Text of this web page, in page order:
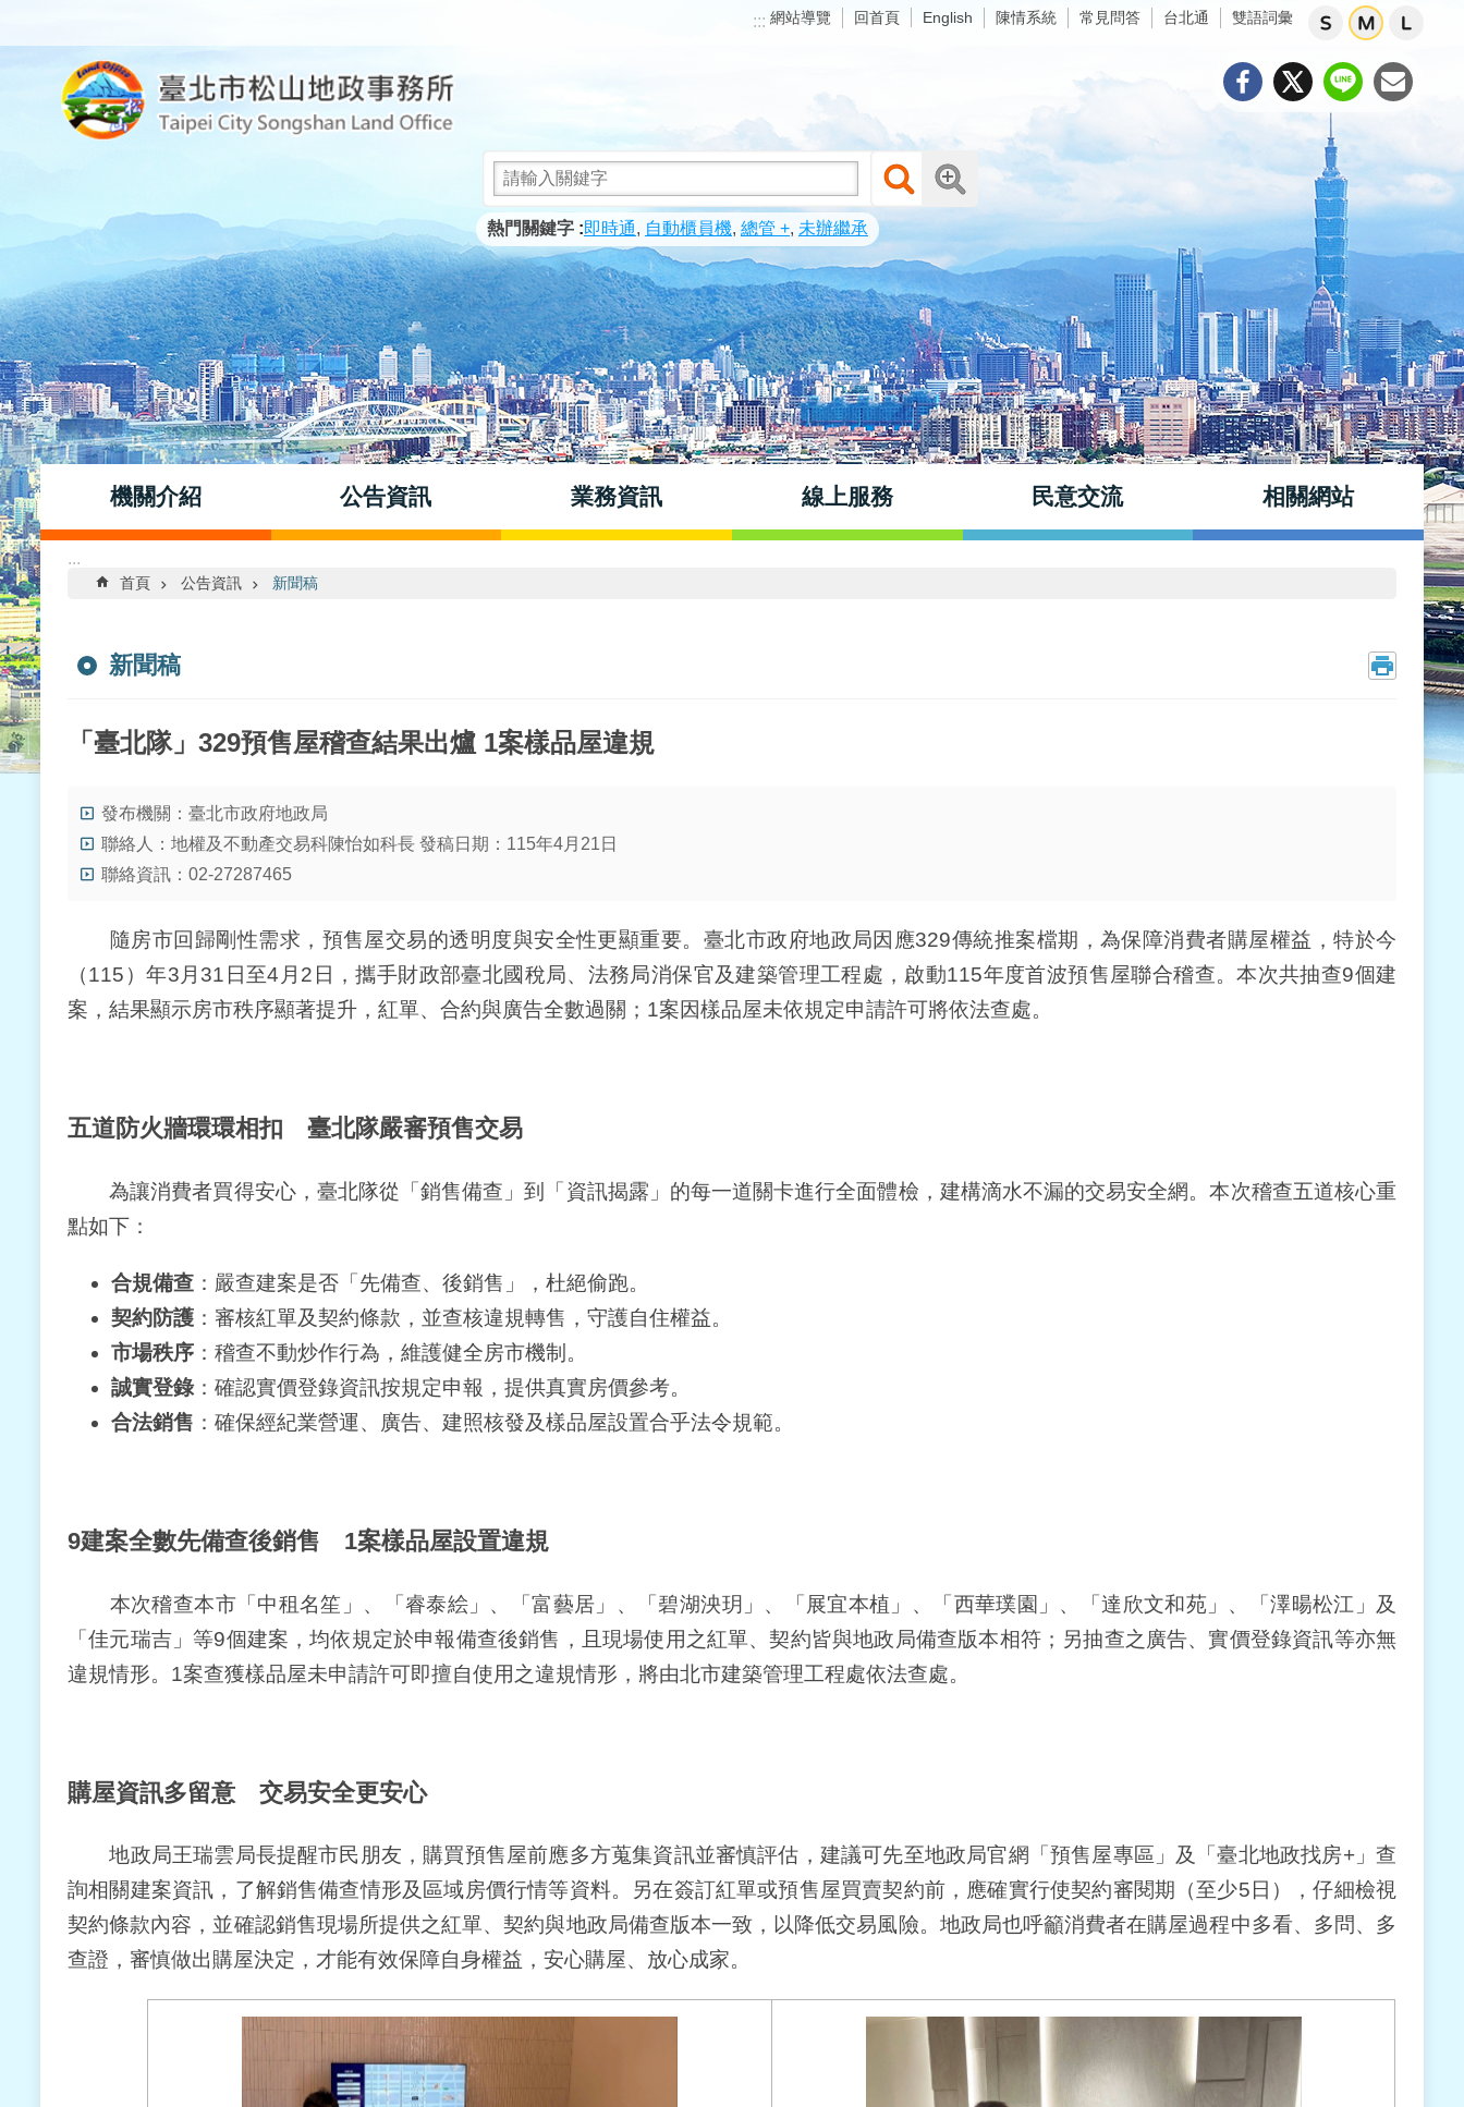
::: 網站導覽 回首頁 English 陳情系統 常見問答 台北通 雙語詞彙
熱門關鍵字 即時通 自動櫃員機 總管 + 未辦繼承
機關介紹 公告資訊 業務資訊 線上服務 民意交流 相關網站
:::
首頁 公告資訊 新聞稿
新聞稿
「臺北隊」329預售屋稽查結果出爐 1案樣品屋違規
發布機關：臺北市政府地政局
聯絡人：地權及不動產交易科陳怡如科長 發稿日期：115年4月21日
聯絡資訊：02-27287465
隨房市回歸剛性需求，預售屋交易的透明度與安全性更顯重要。臺北市政府地政局因應329傳統推案檔期，為保障消費者購屋權益，特於今
（115）年3月31日至4月2日，攜手財政部臺北國稅局、法務局消保官及建築管理工程處，啟動115年度首波預售屋聯合稽查。本次共抽查9個建
案，結果顯示房市秩序顯著提升，紅單、合約與廣告全數過關；1案因樣品屋未依規定申請許可將依法查處。
五道防火牆環環相扣 臺北隊嚴審預售交易
為讓消費者買得安心，臺北隊從「銷售備查」到「資訊揭露」的每一道關卡進行全面體檢，建構滴水不漏的交易安全網。本次稽查五道核心重
點如下：
合規備查 ：嚴查建案是否「先備查、後銷售」，杜絕偷跑。
契約防護 ：審核紅單及契約條款，並查核違規轉售，守護自住權益。
市場秩序 ：稽查不動炒作行為，維護健全房市機制。
誠實登錄：確認實價登錄資訊按規定申報，提供真實房價參考。
合法銷售 ：確保經紀業營運、廣告、建照核發及樣品屋設置合乎法令規範。
9建案全數先備查後銷售 1案樣品屋設置違規
本次稽查本市「中租名笙」、「睿泰絵」、「富藝居」、「碧湖泱玥」、「展宜本植」、「西華璞園」、「達欣文和苑」、「澤暘松江」及
「佳元瑞吉」等9個建案，均依規定於申報備查後銷售，且現場使用之紅單、契約皆與地政局備查版本相符；另抽查之廣告、實價登錄資訊等亦無
違規情形。1案查獲樣品屋未申請許可即擅自使用之違規情形，將由北市建築管理工程處依法查處。
購屋資訊多留意 交易安全更安心
地政局王瑞雲局長提醒市民朋友，購買預售屋前應多方蒐集資訊並審慎評估，建議可先至地政局官網「預售屋專區」及「臺北地政找房+」查
詢相關建案資訊，了解銷售備查情形及區域房價行情等資料。另在簽訂紅單或預售屋買賣契約前，應確實行使契約審閱期（至少5日），仔細檢視
契約條款內容，並確認銷售現場所提供之紅單、契約與地政局備查版本一致，以降低交易風險。地政局也呼籲消費者在購屋過程中多看、多問、多
查證，審慎做出購屋決定，才能有效保障自身權益，安心購屋、放心成家。